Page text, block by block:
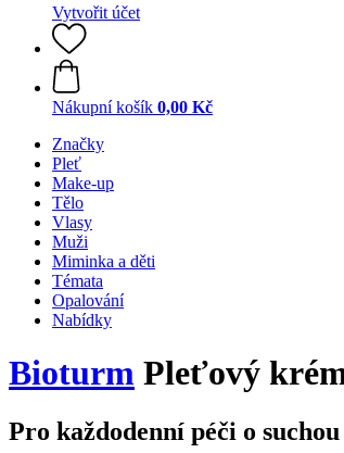
Vytvořit účet
Nákupní košík 0,00 Kč
Značky
Pleť
Make-up
Tělo
Vlasy
Muži
Miminka a děti
Témata
Opalování
Nabídky
Bioturm Pleťový
Pro každodenní péči o